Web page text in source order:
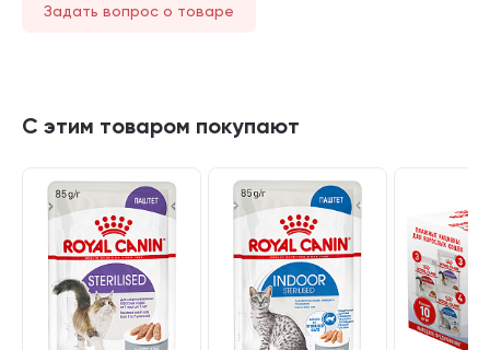
Задать вопрос о товаре
С этим товаром покупают